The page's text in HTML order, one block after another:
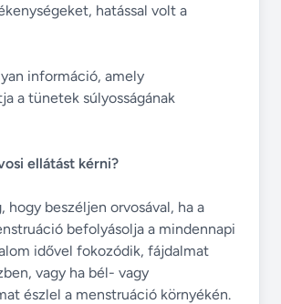
hatással volt a
információ, amely
a tünetek súlyosságának
ellátást kérni?
hogy beszéljen orvosával, ha a
befolyásolja a mindennapi
idővel fokozódik, fájdalmat
vagy ha bél- vagy
észlel a menstruáció környékén.